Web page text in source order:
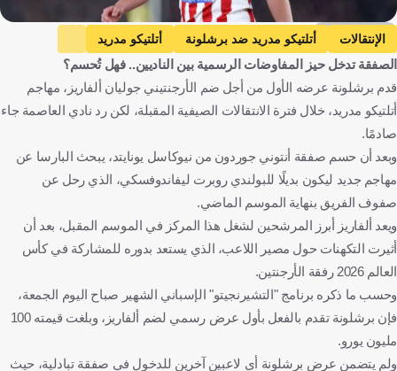
Getty Images
الإنتقالات أتلتيكو مدريد ضد برشلونة
أتلتيكو مدريد
برشلونة
الدوري الإسباني خوليان ألفاريز
إسبانيا
الأرجنتين
كرة قدم
الصفقة تدخل حيز المفاوضات الرسمية بين الناديين.. فهل تُحسم؟
قدم برشلونة عرضه الأول من أجل ضم الأرجنتيني جوليان ألفاريز، مهاجم
أتلتيكو مدريد، خلال فترة الانتقالات الصيفية المقبلة، لكن رد نادي العاصمة جاء
صادمًا.
وبعد أن حسم صفقة أنتوني جوردون من نيوكاسل يونايتد، يبحث البارسا عن
مهاجم جديد ليكون بديلًا للبولندي روبرت ليفاندوفسكي، الذي رحل عن
صفوف الفريق بنهاية الموسم الماضي.
ويعد ألفاريز أبرز المرشحين لشغل هذا المركز في الموسم المقبل، بعد أن
أثيرت التكهنات حول مصير اللاعب، الذي يستعد بدوره للمشاركة في كأس
العالم 2026 رفقة الأرجنتين.
وحسب ما ذكره برنامج "التشيرنجيتو" الإسباني الشهير صباح اليوم الجمعة،
فإن برشلونة تقدم بالفعل بأول عرض رسمي لضم ألفاريز، وبلغت قيمته 100
مليون يورو.
ولم يتضمن عرض برشلونة أي لاعبين آخرين للدخول في صفقة تبادلية، حيث